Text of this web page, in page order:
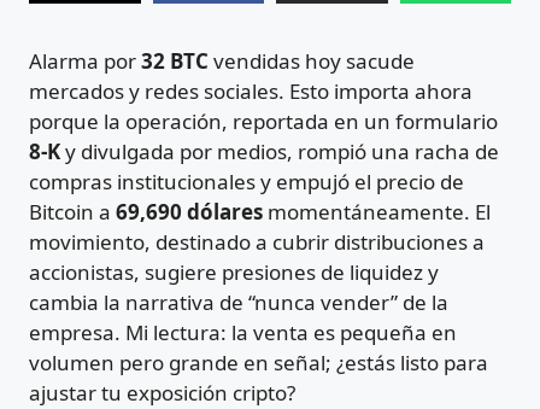
Alarma por32 BTC vendidas hoy sacude
mercados y redes sociales. Esto importa ahora
porque la operación, reportada en un formulario
8-Ky divulgada por medios, rompió una racha de
compras institucionales y empujó el precio de
Bitcoin a 69,690 dólares momentáneamente. El
movimiento, destinado a cubrir distribuciones a
accionistas, sugiere presiones de liquidez y
cambia la narrativa de “nunca vender” de la
empresa. Mi lectura: la venta es pequeña en
volumen pero grande en señal; ¿estás listo para
ajustar tu exposición cripto?